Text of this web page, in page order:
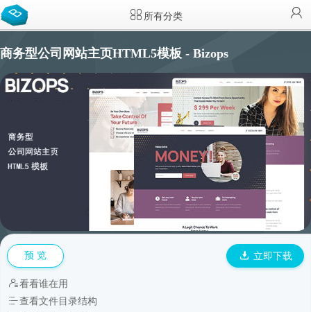
所有分类
商务型公司网站主页HTML5模板 - Bizops
预 览 立即下载
看看谁在用
查看文件目录结构